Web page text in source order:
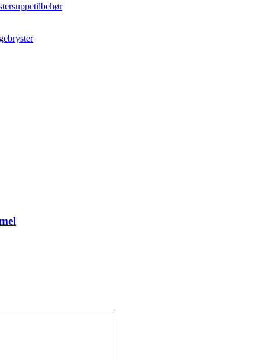
suppetilbehør